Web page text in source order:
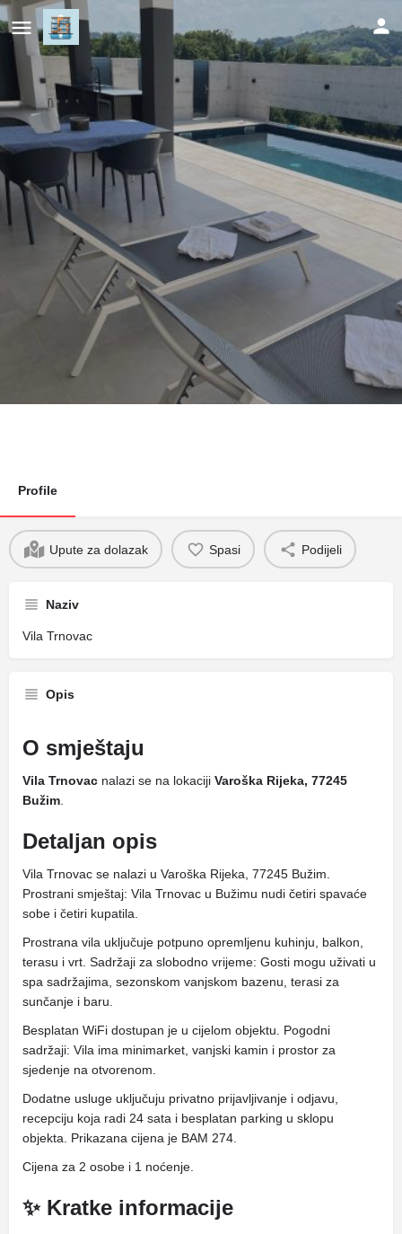
Vila Trnovac
Profile
Upute za dolazak Spasi Podijeli
Naziv
Vila Trnovac
Opis
O smještaju
Vila Trnovac nalazi se na lokaciji Varoška Rijeka, 77245
Bužim
Detaljan opis
Vila Trnovac se nalazi u Varoška Rijeka, 77245 Bužim.
Prostrani smještaj: Vila Trnovac u Bužimu nudi četiri spavaće
sobe i četiri kupatila.
Prostrana vila uključuje potpuno opremljenu kuhinju, balkon,
terasu i vrt. Sadržaji za slobodno vrijeme: Gosti mogu uživati ​​u
spa sadržajima, sezonskom vanjskom bazenu, terasi za
sunčanje i baru.
Besplatan WiFi dostupan je u cijelom objektu. Pogodni
sadržaji: Vila ima minimarket, vanjski kamin i prostor za
sjedenje na otvorenom.
Dodatne usluge uključuju privatno prijavljivanje i odjavu,
recepciju koja radi 24 sata i besplatan parking u sklopu
objekta. Prikazana cijena je BAM 274.
Cijena za 2 osobe i 1 noćenje.
✨ Kratke informacije